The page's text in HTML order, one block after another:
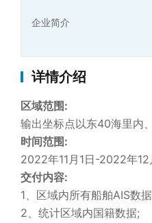
企业简介
详情介绍
区域范围:
输出坐标点以东40海里内
时间范围:
2022年11月1日-2022年12
交付内容:
1、区域内所有船舶AIS数
2、统计区域内国籍数据;